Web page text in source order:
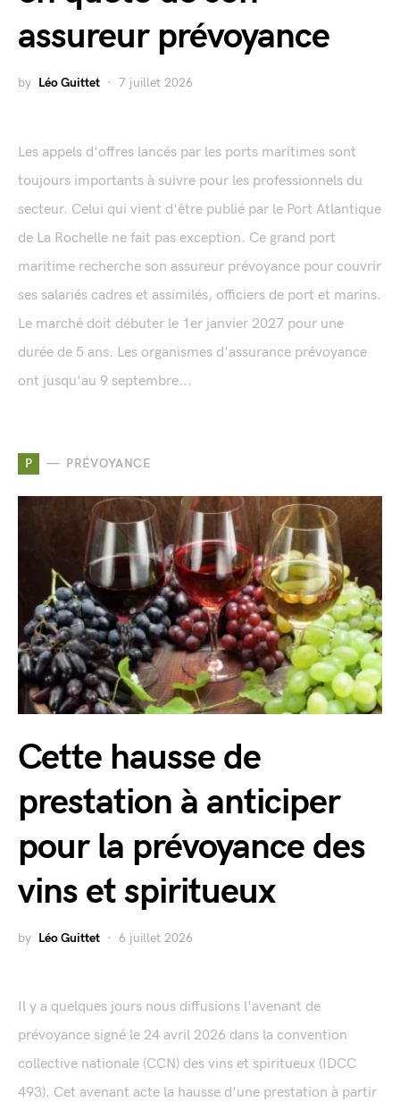
assureur prévoyance
by Léo Guittet 7 juillet 2026
Les appels d'offres lancés par les ports maritimes sont
toujours importants à suivre pour les professionnels du
secteur. Celui qui vient d'être publié par le Port Atlantique
de La Rochelle ne fait pas exception. Ce grand port
maritime recherche son assureur prévoyance pour couvrir
ses salariés cadres et assimilés, officiers de port et marins.
Le marché doit débuter le 1er janvier 2027 pour une
durée de 5 ans. Les organismes d'assurance prévoyance
ont jusqu'au 9 septembre...
P PRÉVOYANCE
Cette hausse de
prestation à anticiper
pour la prévoyance des
vins et spiritueux
by Léo Guittet 6 juillet 2026
Il y a quelques jours nous diffusions l'avenant de
prévoyance signé le 24 avril 2026 dans la convention
collective nationale (CCN) des vins et spiritueux (IDCC
493). Cet avenant acte la hausse d'une prestation à partir